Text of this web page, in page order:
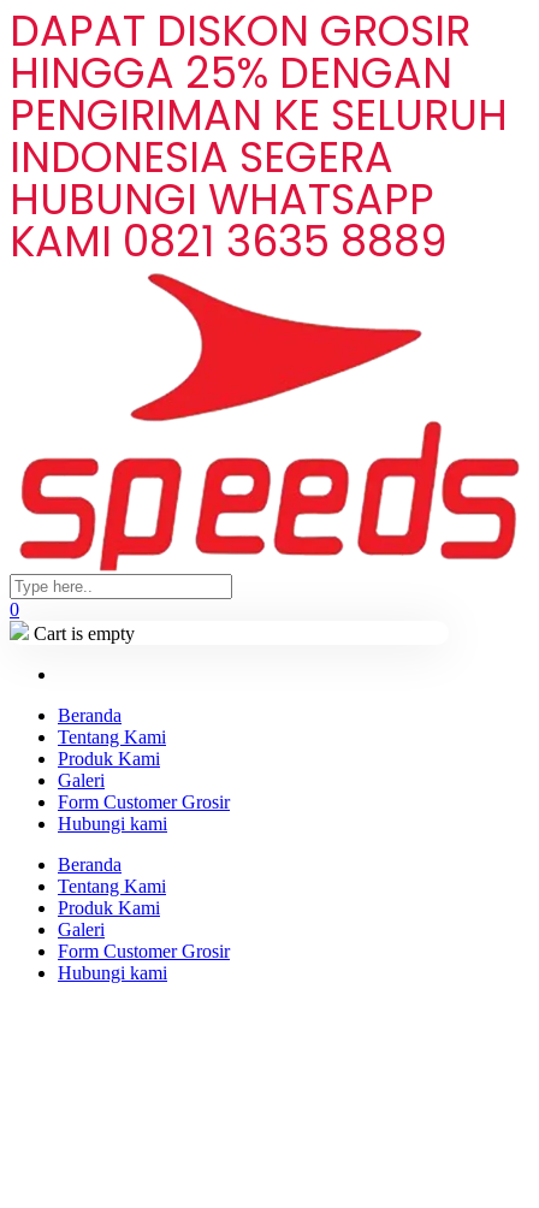
DAPAT DISKON GROSIR
HINGGA 25% DENGAN
PENGIRIMAN KE SELURUH
INDONESIA SEGERA
HUBUNGI WHATSAPP
KAMI 0821 3635 8889
0
Cart is empty
Beranda
Tentang Kami
Produk Kami
Galeri
Form Customer Grosir
Hubungi kami
Beranda
Tentang Kami
Produk Kami
Galeri
Form Customer Grosir
Hubungi kami